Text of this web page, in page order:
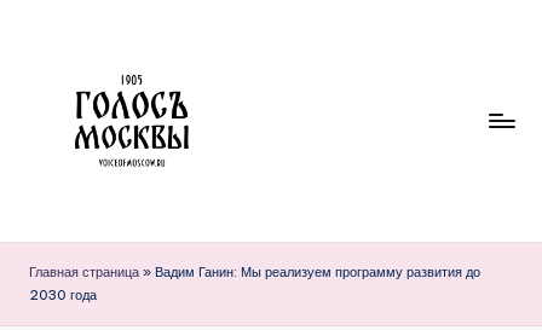
содержимому
О
Л
Главная страница » Вадим Ганин: Мы реализуем программу развития до
2030 года